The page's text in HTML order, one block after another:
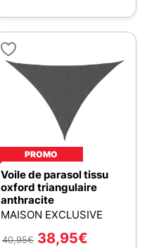
PROMO
Voile de parasol tissu
oxford triangulaire
anthracite
MAISON EXCLUSIVE
40,95€ 38,95€